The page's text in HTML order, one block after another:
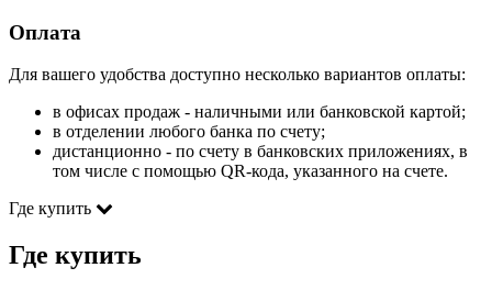
Оплата
Для вашего удобства доступно несколько вариантов оплаты:
в офисах продаж - наличными или банковской картой;
в отделении любого банка по счету;
дистанционно - по счету в банковских приложениях, в
том числе с помощью QR-кода, указанного на счете.
Где купить
Где купить